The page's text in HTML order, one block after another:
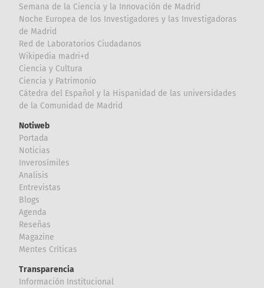
Semana de la Ciencia y la Innovación de Madrid
Noche Europea de los Investigadores y las Investigadoras
de Madrid
Red de Laboratorios Ciudadanos
Wikipedia madri+d
Ciencia y Cultura
Ciencia y Patrimonio
Cátedra del Español y la Hispanidad de las universidades
de la Comunidad de Madrid
Notiweb
Portada
Noticias
Inverosímiles
Analisis
Entrevistas
Blogs
Agenda
Reseñas
Magazine
Mentes Críticas
Transparencia
Información Institucional